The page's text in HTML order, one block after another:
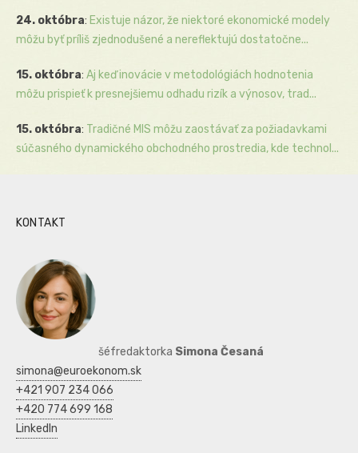
24. októbra: Existuje názor, že niektoré ekonomické modely
môžu byť príliš zjednodušené a nereflektujú dostatočne...
15. októbra: Aj keď inovácie v metodológiách hodnotenia
môžu prispieť k presnejšiemu odhadu rizík a výnosov, trad...
15. októbra: Tradičné MIS môžu zaostávať za požiadavkami
súčasného dynamického obchodného prostredia, kde technol...
KONTAKT
šéfredaktorka Simona Česaná
simona@euroekonom.sk
+421 907 234 066
+420 774 699 168
LinkedIn